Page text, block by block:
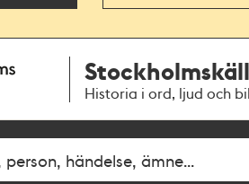
Historia i ord, ljud och